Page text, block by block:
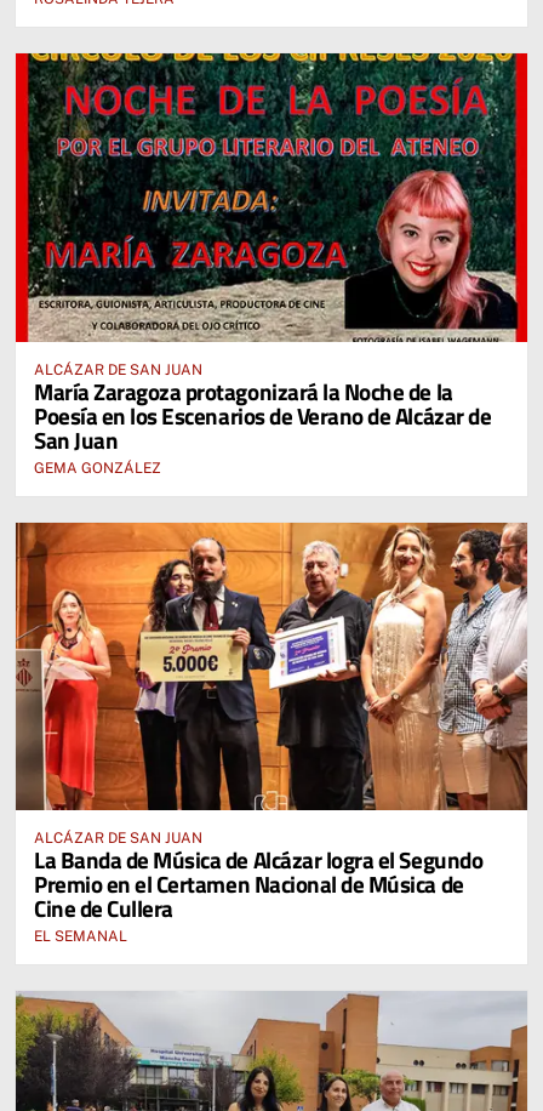
ALCÁZAR DE SAN JUAN
María Zaragoza protagonizará la Noche de la
Poesía en los Escenarios de Verano de Alcázar de
San Juan
GEMA GONZÁLEZ
ALCÁZAR DE SAN JUAN
La Banda de Música de Alcázar logra el Segundo
Premio en el Certamen Nacional de Música de
Cine de Cullera
EL SEMANAL